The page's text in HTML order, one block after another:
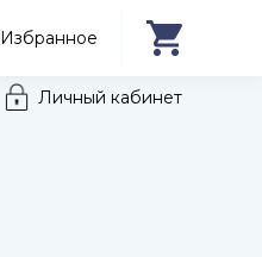
Избранное
Личный кабинет